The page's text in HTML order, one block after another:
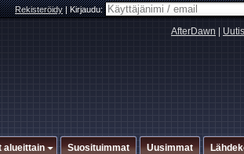
Rekisteröidy|Kirjaudu:
AfterDawn
alueittain Suosituimmat Uusimmat